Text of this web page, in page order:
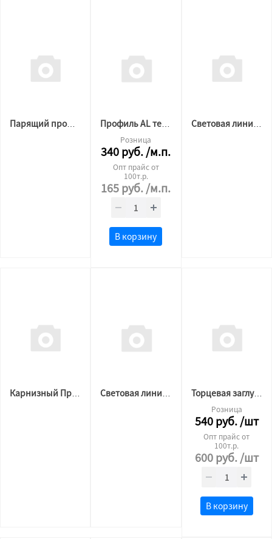
Парящий профиль для натяжных потолков SLOTT VILLAR Kit 2.0 черный
Розница
340руб./м.п.
Опт прайс от
100т.р.
165руб./м.п.
В корзину
Карнизный Профиль SLOTT MOTION 2 м.п черный Световая линия SLOTT LINE черная (со вставкой в комплекте) Торцевая заглушка для SLOTT INTRUDER 1ф.вид.фикс. черная
Розница
540руб./шт
Опт прайс от
100т.р.
600руб./шт
В корзину